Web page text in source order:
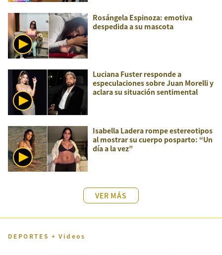
Rosángela Espinoza: emotiva
despedida a su mascota
Luciana Fuster responde a
especulaciones sobre Juan Morelli y
aclara su situación sentimental
Isabella Ladera rompe estereotipos
al mostrar su cuerpo posparto: “Un
día a la vez”
VER MÁS
DEPORTES + Videos